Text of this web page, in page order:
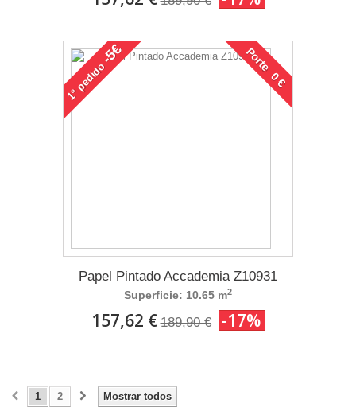
1°
pedido
-5€ Porte 0 €
Papel Pintado Accademia Z10931
Superficie: 10.65 m2
157,62 € 189,90 € -17%
Mostrar todos
1 2